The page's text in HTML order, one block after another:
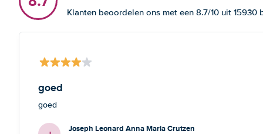
Klanten beoordelen ons met een 8.7/10 uit 15930
goed
goed
Joseph Leonard Anna Maria Crutzen